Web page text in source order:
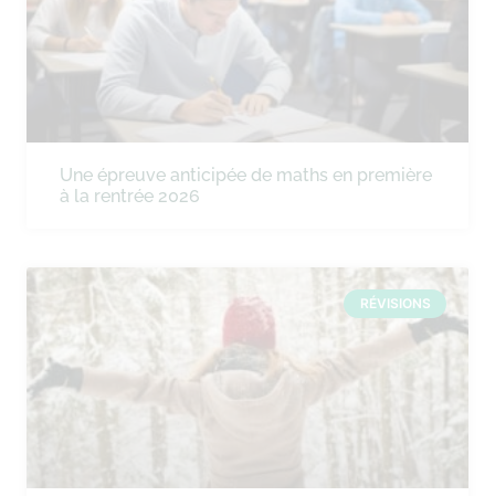
Une épreuve anticipée de maths en première
à la rentrée 2026
RÉVISIONS